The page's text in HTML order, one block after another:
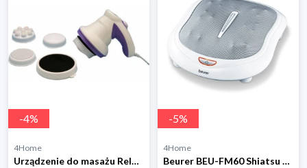
-4%
4Home
Urządzenie do masażu Relax Tone Maripol 4-Home
-5%
4Home
Beurer BEU-FM60 Shiatsu masaż stóp